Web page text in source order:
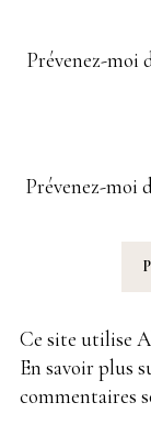
Prévenez-moi
Prévenez-moi
Ce site utilise
En savoir plus
commentaires